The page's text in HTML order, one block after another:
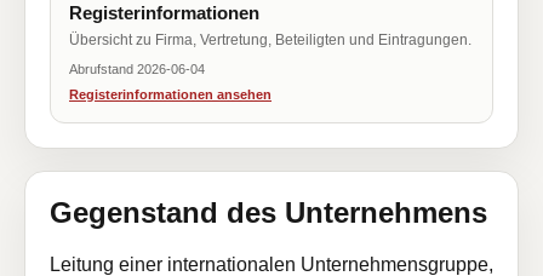
Registerinformationen
Übersicht zu Firma, Vertretung, Beteiligten und Eintragungen.
Abrufstand 2026-06-04
Registerinformationen ansehen
Gegenstand des Unternehmens
Leitung einer internationalen Unternehmensgruppe,